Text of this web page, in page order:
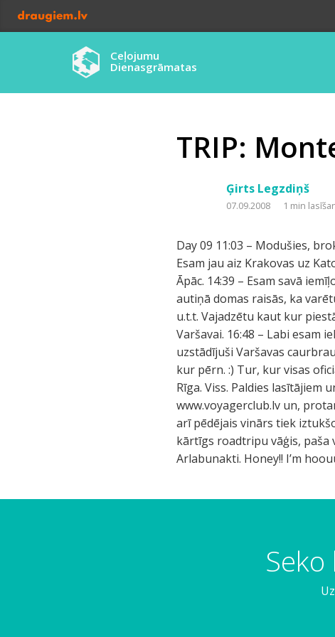
Ceļojumu
Dienasgrāmatas
TRIP:
Ģirts Legzdiņš
07.09.2008 1 min
Day 09 11:03 – Modušies,
Esam jau aiz Krakovas uz
Āpāc. 14:39 – Esam savā
autiņā domas raisās, ka
u.t.t. Vajadzētu kaut kur
Varšavai. 16:48 – Labi esam
uzstādījuši Varšavas
kur pērn. :) Tur, kur visas
Rīga. Viss. Paldies lasītājiem
www.voyagerclub.lv un,
arī pēdējais vinārs tiek
kārtīgs roadtripu vāģis, paša
Arlabunakti. Honey!! I’m